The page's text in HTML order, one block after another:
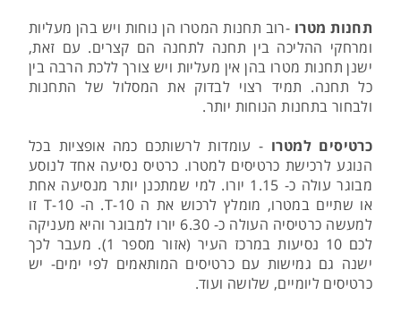
תחנות מטרו -רוב תחנות המטרו הן נוחות ויש בהן מעליות
ומרחקי ההליכה בין תחנה לתחנה הם קצרים. עם זאת,
ישנן תחנות מטרו בהן אין מעליות ויש צורך ללכת הרבה בין
כל תחנה. תמיד רצוי לבדוק את המסלול של התחנות
ולבחור בתחנות הנוחות יותר.
כרטיסים למטרו - עומדות לרשותכם כמה אופציות בכל
הנוגע לרכישת כרטיסים למטרו. כרטיס נסיעה אחד לנוסע
מבוגר עולה כ- 1.15 יורו. למי שמתכנן יותר מנסיעה אחת
או שתיים במטרו, מומלץ לרכוש את ה 10-T. ה- 10-T זו
למעשה כרטיסיה העולה כ- 6.30 יורו למבוגר והיא מעניקה
לכם 10 נסיעות במרכז העיר (אזור מספר 1). מעבר לכך
ישנה גם גמישות עם כרטיסים המותאמים לפי ימים- יש
כרטיסים ליומיים, שלושה ועוד.